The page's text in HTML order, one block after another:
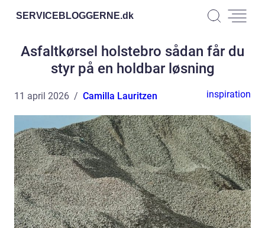
SERVICEBLOGGERNE.dk
Asfaltkørsel holstebro sådan får du
styr på en holdbar løsning
11 april 2026 Camilla Lauritzen inspiration